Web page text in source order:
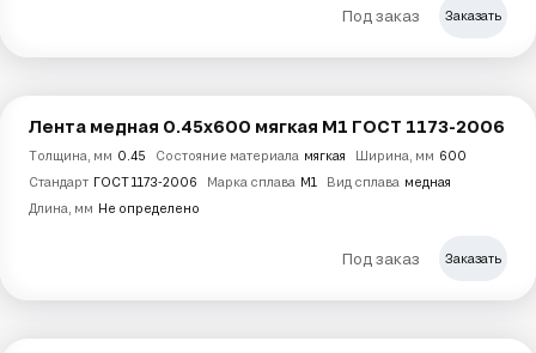
Под заказ Заказать
Лента медная 0.45х600 мягкая М1 ГОСТ 1173-2006
Толщина, мм 0.45 Состояние материала мягкая Ширина, мм 600
Стандарт ГОСТ 1173-2006 Марка сплава М1 Вид сплава медная
Длина, мм Не определено
Под заказ Заказать